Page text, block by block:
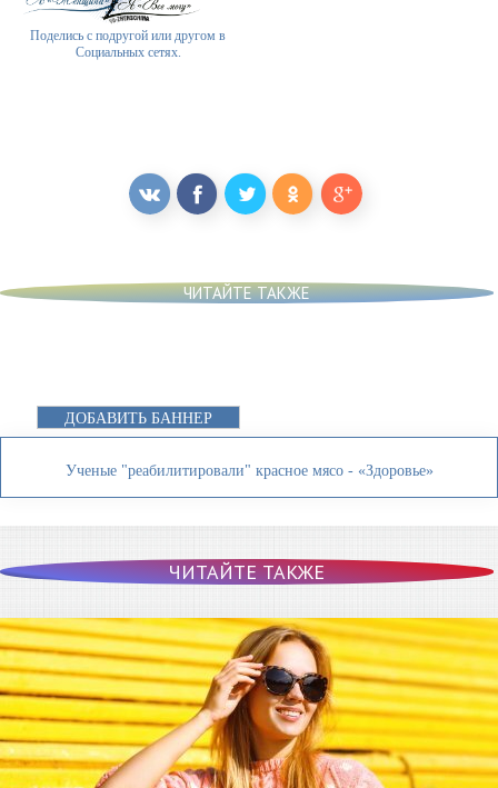
Поделись с подругой или другом в
Социальных сетях.
ЧИТАЙТЕ ТАКЖЕ
ДОБАВИТЬ БАННЕР
Ученые "реабилитировали" красное мясо - «Здоровье»
ЧИТАЙТЕ ТАКЖЕ